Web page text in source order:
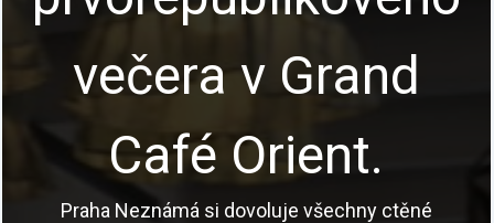
večera v Grand
Café Orient.
Praha Neznámá si dovoluje všechny ctěné